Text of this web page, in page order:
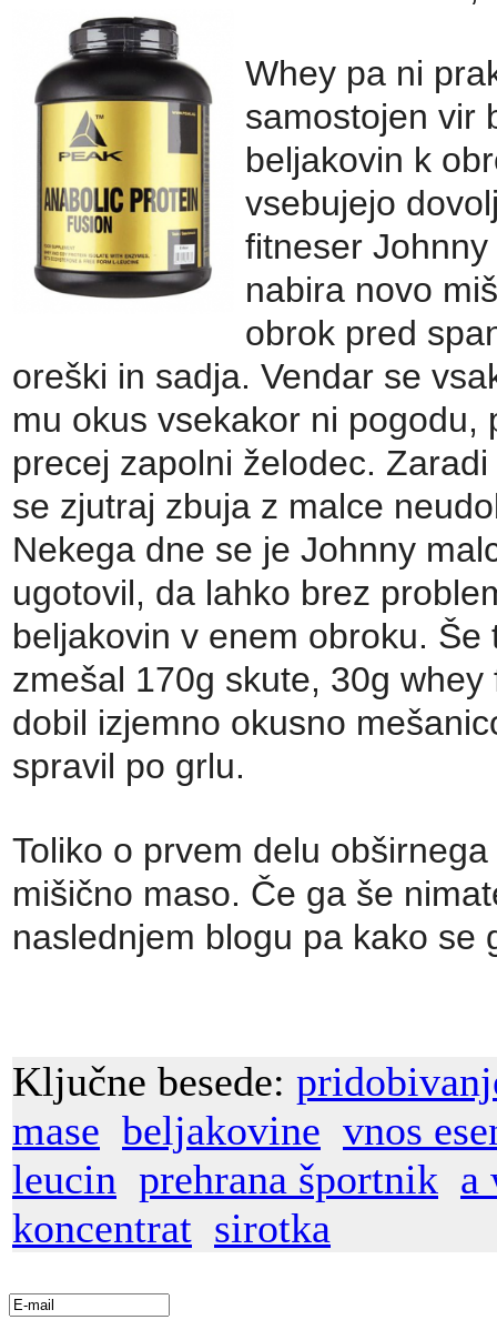
Whey pa ni
samostojen vir
beljakovin k
vsebujejo
fitneser
nabira novo
obrok pred
oreški in sadja. Vendar se
mu okus vsekakor ni
precej zapolni želodec.
se zjutraj zbuja z malce
Nekega dne se je Johnny
ugotovil, da lahko brez
beljakovin v enem obroku.
zmešal 170g skute, 30g
dobil izjemno okusno
spravil po grlu.
Toliko o prvem delu
mišično maso. Če ga še
naslednjem blogu pa kako se
Ključne besede:
mase beljakovine vnos
leucin prehrana športnik a
koncentrat sirotka